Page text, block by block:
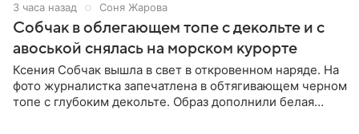
3 часа назад Соня Жарова
Собчак в облегающем топе с декольте и с
авоськой снялась на морском курорте
Ксения Собчак вышла в свет в откровенном наряде. На
фото журналистка запечатлена в обтягивающем черном
топе с глубоким декольте. Образ дополнили белая